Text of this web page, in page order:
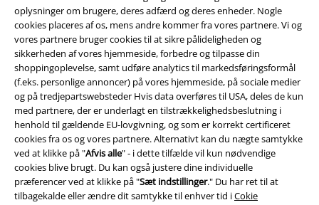
oplysninger om brugere, deres adfærd og deres enheder. Nogle
cookies placeres af os, mens andre kommer fra vores partnere. Vi og
vores partnere bruger cookies til at sikre pålideligheden og
sikkerheden af ​​vores hjemmeside, forbedre og tilpasse din
shoppingoplevelse, samt udføre analytics til markedsføringsformål
(f.eks. personlige annoncer) på vores hjemmeside, på sociale medier
og på tredjepartswebsteder Hvis data overføres til USA, deles de kun
med partnere, der er underlagt en tilstrækkelighedsbeslutning i
henhold til gældende EU-lovgivning, og som er korrekt certificeret
cookies fra os og vores partnere. Alternativt kan du nægte samtykke
ved at klikke på "Afvis alle" - i dette tilfælde vil kun nødvendige
cookies blive brugt. Du kan også justere dine individuelle
præferencer ved at klikke på "Sæt indstillinger." Du har ret til at
tilbagekalde eller ændre dit samtykke til enhver tid iCokie
Juridisk
Salgs-, medlems- & leveringsbetingelser
Om EMP Danmark
Persondatapolitik
Bortskaffelse af affald og miljøbeskyttelse